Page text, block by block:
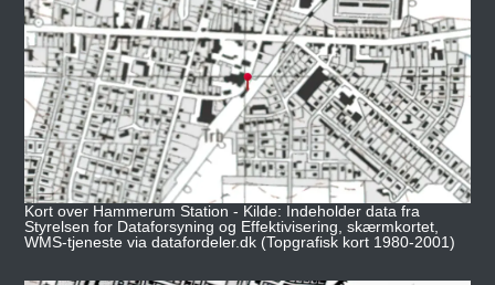
Kort over Hammerum Station - Kilde: Indeholder data fra
Styrelsen for Dataforsyning og Effektivisering, skærmkortet,
WMS-tjeneste via datafordeler.dk (Topgrafisk kort 1980-2001)